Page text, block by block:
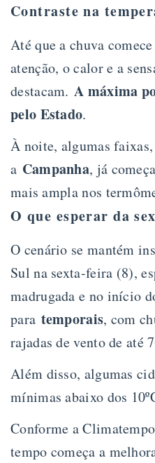
Contraste na
Até que a chuva
atenção, o calor e a
destacam. A máxima
pelo Estado.
À noite, algumas
a Campanha, já
mais ampla nos
O que esperar da
O cenário se mantém
Sul na sexta-feira (8),
madrugada e no início
para temporais, com
rajadas de vento de até
Além disso, algumas
mínimas abaixo dos
Conforme a
tempo começa a